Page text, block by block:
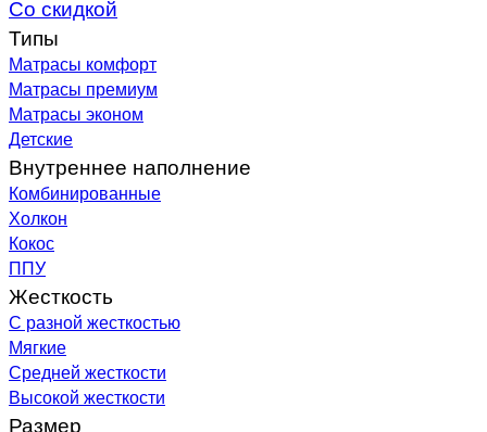
Со скидкой
Типы
Матрасы комфорт
Матрасы премиум
Матрасы эконом
Детские
Внутреннее наполнение
Комбинированные
Холкон
Кокос
ППУ
Жесткость
С разной жесткостью
Мягкие
Средней жесткости
Высокой жесткости
Размер